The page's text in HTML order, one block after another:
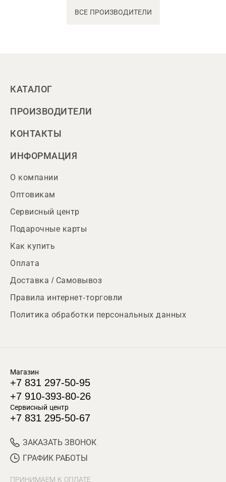
ВСЕ ПРОИЗВОДИТЕЛИ
КАТАЛОГ
ПРОИЗВОДИТЕЛИ
КОНТАКТЫ
ИНФОРМАЦИЯ
О компании
Оптовикам
Сервисный центр
Подарочные карты
Как купить
Оплата
Доставка / Самовывоз
Правила интернет-торговли
Политика обработки персональных данных
Магазин
+7 831 297-50-95
+7 910-393-80-26
Сервисный центр
+7 831 295-50-67
ЗАКАЗАТЬ ЗВОНОК
ГРАФИК РАБОТЫ
ПРИНИМАЕМ К ОПЛАТЕ